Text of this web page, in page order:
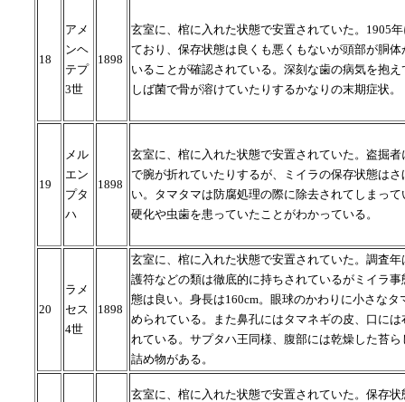
18
アメ
ンヘ
テプ
3世
1898
玄室に、棺に入れた状態で安置されていた。1905
ており、保存状態は良くも悪くもないが頭部が胴体
いることが確認されている。深刻な歯の病気を抱え
しば菌で骨が溶けていたりするかなりの末期症状。
19
メル
エン
プタ
ハ
1898
玄室に、棺に入れた状態で安置されていた。盗掘者
で腕が折れていたりするが、ミイラの保存状態はさ
い。タマタマは防腐処理の際に除去されてしまって
硬化や虫歯を患っていたことがわかっている。
20
ラメ
セス
4世
1898
玄室に、棺に入れた状態で安置されていた。調査年
護符などの類は徹底的に持ちされているがミイラ事
態は良い。身長は160cm。眼球のかわりに小さなタ
められている。また鼻孔にはタマネギの皮、口には
れている。サプタハ王同様、腹部には乾燥した苔ら
詰め物がある。
玄室に、棺に入れた状態で安置されていた。保存状